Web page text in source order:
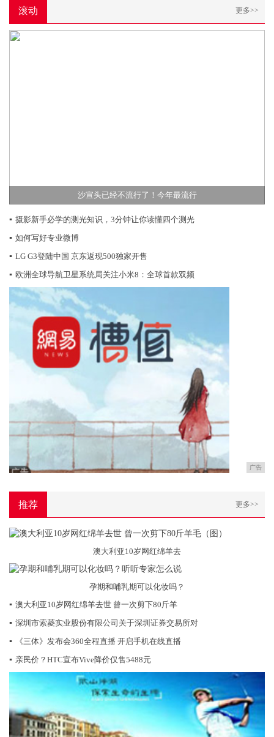
滚动 更多>>
沙宣头已经不流行了！今年最流行
▪ 摄影新手必学的测光知识，3分钟让你读懂四个测光
▪ 如何写好专业微博
▪ LG G3登陆中国 京东返现500独家开售
▪ 欧洲全球导航卫星系统局关注小米8：全球首款双频
广告
推荐 更多>>
澳大利亚10岁网红绵羊去
孕期和哺乳期可以化妆吗？
▪ 澳大利亚10岁网红绵羊去世 曾一次剪下80斤羊
▪ 深圳市索菱实业股份有限公司关于深圳证券交易所对
▪
《三体》发布会360全程直播 开启手机在线直播
▪ 亲民价？HTC宣布Vive降价仅售5488元